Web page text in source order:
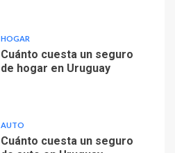
HOGAR
Cuánto cuesta un seguro
de hogar en Uruguay
AUTO
Cuánto cuesta un seguro